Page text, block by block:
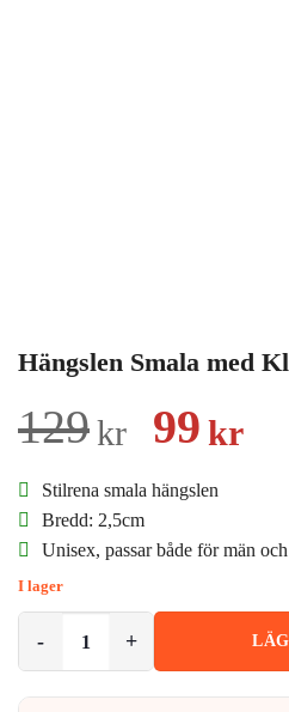
Hängslen Smala med
129kr
Det
var:
129kr.
99 krDet
Stilrena smala hängslen
Bredd: 2,5cm
Unisex, passar både för män
I lager